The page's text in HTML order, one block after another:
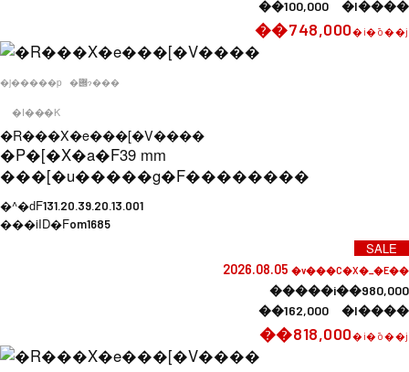
��100,000 �l����
��748,000�i�ō��j
�j�����p �݌ɂ���
�I���K
�R���X�e���[�V����
�P�[�X�a�F39 mm
���[�u�����g�F��������
�^�ԁF131.20.39.20.13.001
���iID�Fom1685
SALE
2026.08.05 �v���C�X�_�E��
�����i��980,000
��162,000 �l����
��818,000�i�ō��j